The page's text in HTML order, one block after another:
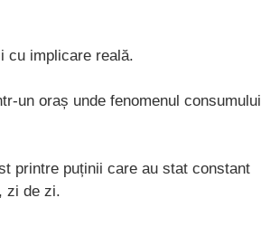
cu implicare reală.
un oraș unde fenomenul consumului
printre puținii care au stat constant
zi de zi.